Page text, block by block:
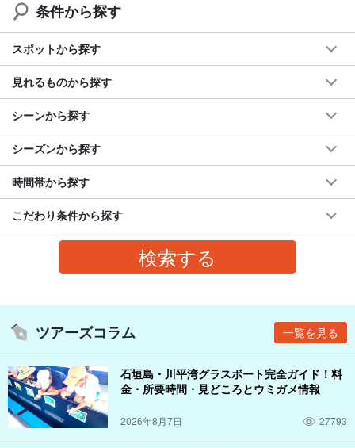
条件から探す
スポットから探す
見れるものから探す
シーンから探す
シーズンから探す
時間帯から探す
こだわり条件から探す
ツアーズコラム 一覧を見る
石垣島・川平湾グラスボート完全ガイド！料
金・所要時間・見どころとウミガメ情報
2026年8月7日 27793